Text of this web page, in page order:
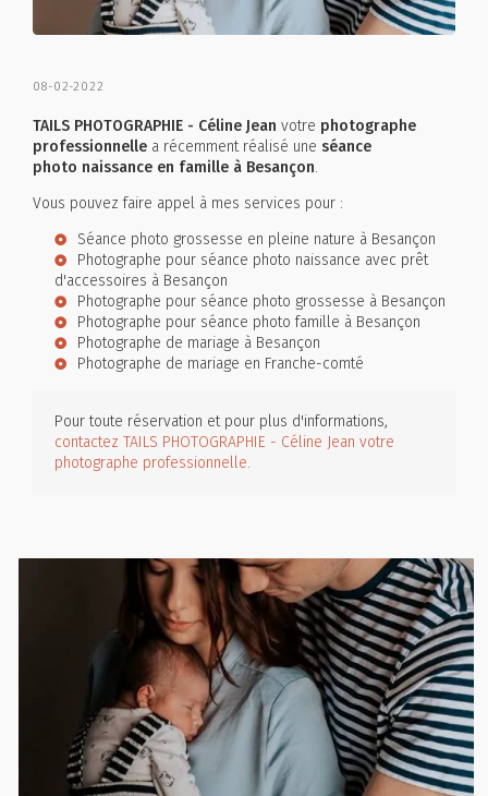
08-02-2022
TAILS PHOTOGRAPHIE - Céline Jean votre photographe
professionnelle a récemment réalisé une séance
photo naissance en famille à Besançon.
Vous pouvez faire appel à mes services pour :
Séance photo grossesse en pleine nature à Besançon
Photographe pour séance photo naissance avec prêt
d'accessoires à Besançon
Photographe pour séance photo grossesse à Besançon
Photographe pour séance photo famille à Besançon
Photographe de mariage à Besançon
Photographe de mariage en Franche-comté
Pour toute réservation et pour plus d'informations,
contactez TAILS PHOTOGRAPHIE - Céline Jean votre
photographe professionnelle.